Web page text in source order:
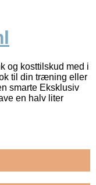
og kosttilskud med i
til din træning eller
smarte Eksklusiv
en halv liter